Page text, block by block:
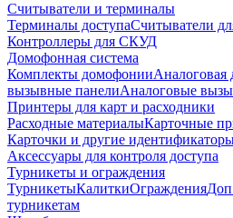
Считыватели и терминалы
Терминалы доступаСчитыватели
Контроллеры для СКУД
Домофонная система
Комплекты домофонииАналоговая
вызывные панелиАналоговые
Принтеры для карт и расходники
Расходные материалыКарточные
Карточки и другие
Аксессуары для контроля доступа
Турникеты и ограждения
ТурникетыКалиткиОграждения
турникетам